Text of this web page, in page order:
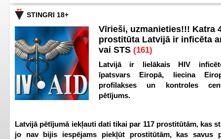
STINGRI 18+
Vīrieši, uzmanieties!!! Katra
prostitūta Latvijā ir inficēta
vai STS (161)
Latvijā ir lielākais HIV
īpatsvars Eiropā, liecina
profilakses un kontroles
pētījums.
Latvijā pētījumā iekļauti dati tikai par 117 prostitūtām, kas
jo nav bijis iespējams piekļūt prostitūtām, kas savus